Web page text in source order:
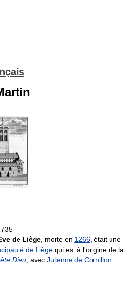
de Liège , morte en 1266 , était une
de Liège qui est à l'origine de la
Dieu , avec Julienne de Cornillon